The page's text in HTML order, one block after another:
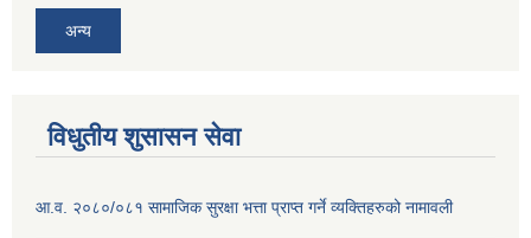
अन्य
विधुतीय शुसासन सेवा
आ.व. २०८०/०८१ सामाजिक सुरक्षा भत्ता प्राप्त गर्ने व्यक्तिहरुको नामावली